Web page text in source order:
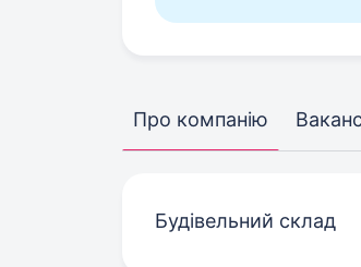
Про компанію
Будівельний склад